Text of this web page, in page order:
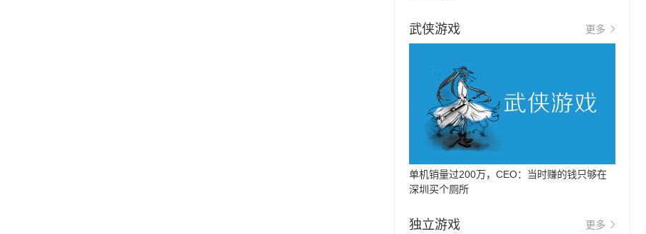
武侠游戏 更多
单机销量过200万，CEO：当时赚的钱只够在
深圳买个厕所
独立游戏 更多